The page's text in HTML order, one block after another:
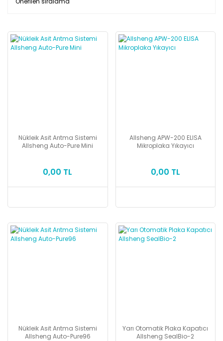
Nükleik Asit Arıtma Sistemi
Allsheng Auto-Pure Mini
0,00 TL
Allsheng APW-200 ELISA
Mikroplaka Yıkayıcı
0,00 TL
Nükleik Asit Arıtma Sistemi
Allsheng Auto-Pure96
Yarı Otomatik Plaka Kapatıcı
Allsheng SealBio-2